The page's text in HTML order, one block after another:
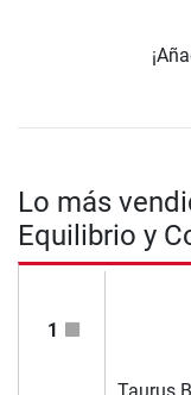
Lo más
Equilibrio y
1